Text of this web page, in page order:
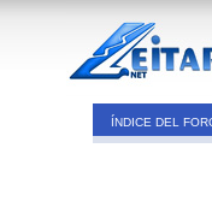
ÍNDICE DEL